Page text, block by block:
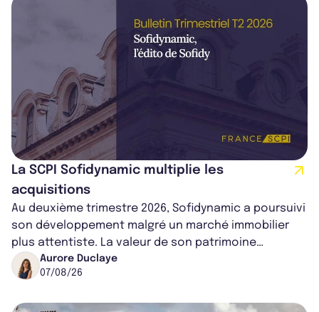
La SCPI Sofidynamic multiplie les
acquisitions
Au deuxième trimestre 2026, Sofidynamic a poursuivi
son développement malgré un marché immobilier
plus attentiste. La valeur de son patrimoine
progresse de 3,8% à périmètre constan...
Aurore Duclaye
07/08/26